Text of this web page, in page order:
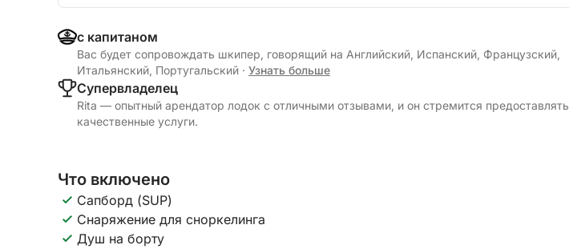
с капитаном
Вас будет сопровождать шкипер, говорящий на Английский, Испанский, Французский,
Итальянский, Португальский · Узнать больше
Cупервладелец
Rita — опытный арендатор лодок с отличными отзывами, и он стремится предоставлять
качественные услуги.
Что включено
Сапборд (SUP)
Снаряжение для сноркелинга
Душ на борту